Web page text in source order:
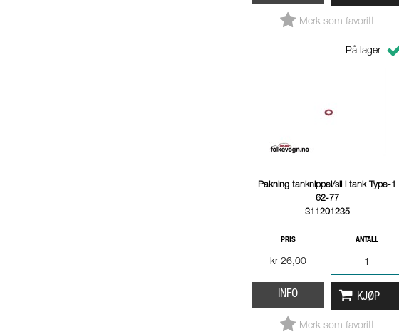
Merk som favoritt
På lager
Pakning tanknippel/sil i tank Type-1
62-77
311201235
PRIS
kr 26,00
ANTALL
INFO KJØP
Merk som favoritt